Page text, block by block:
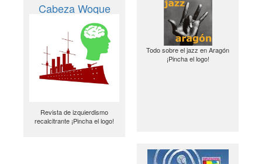
Cabeza Woque
Revista de izquierdismo
recalcitrante ¡Pincha el logo!
Todo sobre el jazz en Aragón
¡Pincha el logo!